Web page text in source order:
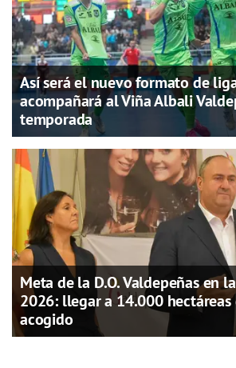
Así será el nuevo formato de
acompañará al Viña Albali
temporada
Meta de la D.O. Valdepeñas en
2026: llegar a 14.000
acogido